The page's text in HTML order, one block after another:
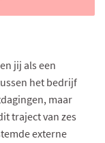
jij als een
het bedrijf
maar
traject van zes
externe